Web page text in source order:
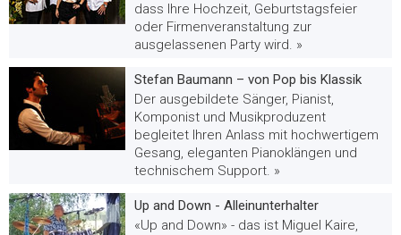
dass Ihre Hochzeit, Geburtstagsfeier
oder Firmenveranstaltung zur
ausgelassenen Party wird. »
Stefan Baumann – von Pop bis Klassik
Der ausgebildete Sänger, Pianist,
Komponist und Musikproduzent
begleitet Ihren Anlass mit hochwertigem
Gesang, eleganten Pianoklängen und
technischem Support. »
Up and Down - Alleinunterhalter
«Up and Down» - das ist Miguel Kaire,